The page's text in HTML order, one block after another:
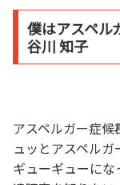
僕はアスペ
谷川 知子
アスペルガー症
ュッとアスペル
ギューギューに